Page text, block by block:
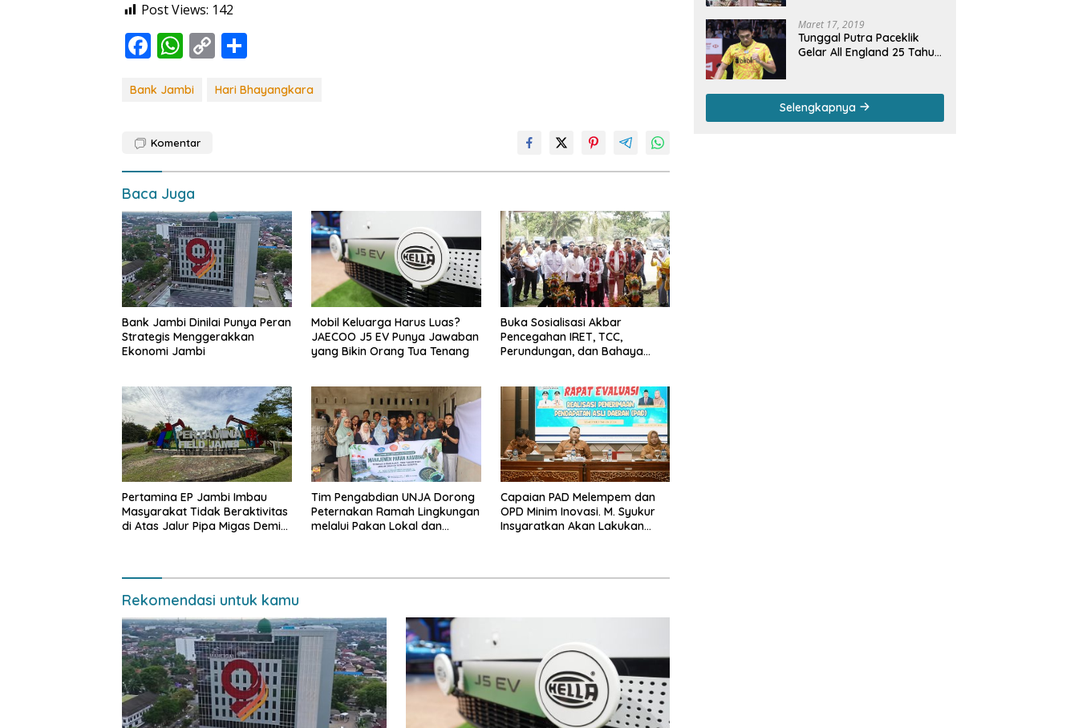
Post Views: 142
F
e
o
o
k
W
at
A
p
p
C
p
n
ar
Bank Jambi Hari Bhayangkara
Komentar
Baca Juga
Bank Jambi Dinilai Punya Peran
Strategis Menggerakkan
Ekonomi Jambi
Mobil Keluarga Harus Luas?
JAECOO J5 EV Punya Jawaban
yang Bikin Orang Tua Tenang
Buka Sosialisasi Akbar
Pencegahan IRET, TCC,
Perundungan, dan Bahaya
bisa jaga diri, 60% masa
depan sudah ada di tangan”
Pertamina EP Jambi Imbau
Masyarakat Tidak Beraktivitas
di Atas Jalur Pipa Migas Demi
Tim Pengabdian UNJA Dorong
Peternakan Ramah Lingkungan
melalui Pakan Lokal dan
Capaian PAD Melempem dan
OPD Minim Inovasi. M. Syukur
Insyaratkan Akan Lakukan
Rekomendasi untuk kamu
Maret 17, 2019
Tunggal Putra Paceklik
Gelar All England 25 Tahun,
Selengkapnya